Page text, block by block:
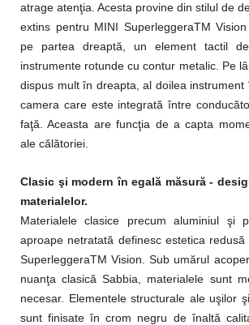
atrage atenţia. Acesta provine din stilul de
extins pentru MINI SuperleggeraTM
pe partea dreaptă, un element tactil
instrumente rotunde cu contur metalic. Pe
dispus mult în dreapta, al doilea instrument
camera care este integrată între
faţă. Aceasta are funcţia de a capta
ale călătoriei.
Clasic şi modern în egală măsură -
materialelor.
Materialele clasice precum aluminiul şi
aproape netratată definesc estetica
SuperleggeraTM Vision. Sub umărul
nuanţa clasică Sabbia, materialele sunt
necesar. Elementele structurale ale uşilor
sunt finisate în crom negru de înaltă